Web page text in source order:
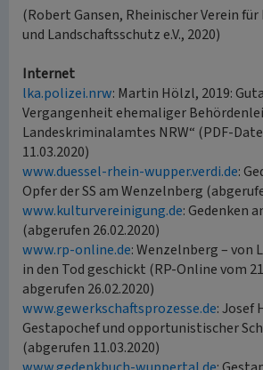
(Robert Gansen, Rheinischer Verein
und Landschaftsschutz e.V., 2020)
Internet
lka.polizei.nrw: Martin Hölzl, 2019:
Vergangenheit ehemaliger
Landeskriminalamtes NRW“ (PDF-
11.03.2020)
www.duessel-rhein-wupper.verdi.de:
Opfer der SS am Wenzelnberg
www.kulturvereinigung.de: Gedenken
(abgerufen 26.02.2020)
www.rp-online.de: Wenzelnberg – von
in den Tod geschickt (RP-Online vom
abgerufen 26.02.2020)
www.gewerkschaftsprozesse.de: Josef
Gestapochef und opportunistischer
(abgerufen 11.03.2020)